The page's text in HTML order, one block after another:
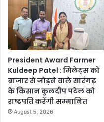
President Award Farmer
Kuldeep Patel : मिलेट्स को
बाजार से जोड़ने वाले सारंगढ़
के किसान कुलदीप पटेल को
राष्ट्रपति करेंगी सम्मानित
August 5, 2026